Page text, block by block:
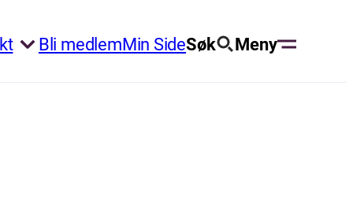
Bli medlemMin SideSøk Meny